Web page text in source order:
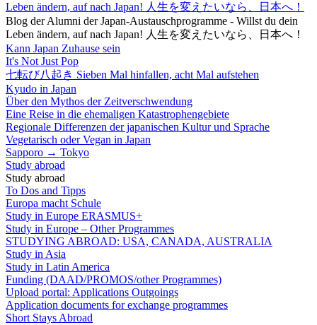
Leben ändern, auf nach Japan! 人生を変えたいなら、日本へ！
Blog der Alumni der Japan-Austauschprogramme - Willst du dein
Leben ändern, auf nach Japan! 人生を変えたいなら、日本へ！
Kann Japan Zuhause sein
It's Not Just Pop
七転び八起き Sieben Mal hinfallen, acht Mal aufstehen
Kyudo in Japan
Über den Mythos der Zeitverschwendung
Eine Reise in die ehemaligen Katastrophengebiete
Regionale Differenzen der japanischen Kultur und Sprache
Vegetarisch oder Vegan in Japan
Sapporo → Tokyo
Study abroad
Study abroad
To Dos and Tipps
Europa macht Schule
Study in Europe ERASMUS+
Study in Europe – Other Programmes
STUDYING ABROAD: USA, CANADA, AUSTRALIA
Study in Asia
Study in Latin America
Funding (DAAD/PROMOS/other Programmes)
Upload portal: Applications Outgoings
Application documents for exchange programmes
Short Stays Abroad